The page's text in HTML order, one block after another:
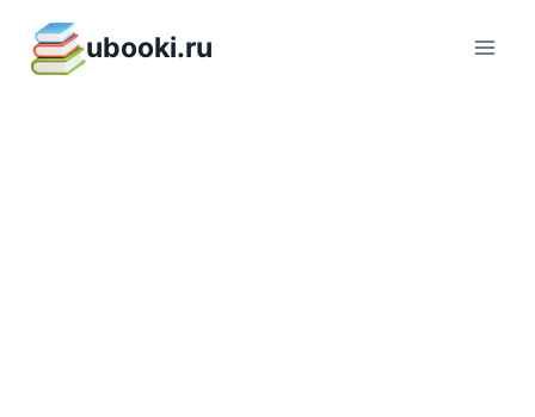
содержимому
ubooki.ru